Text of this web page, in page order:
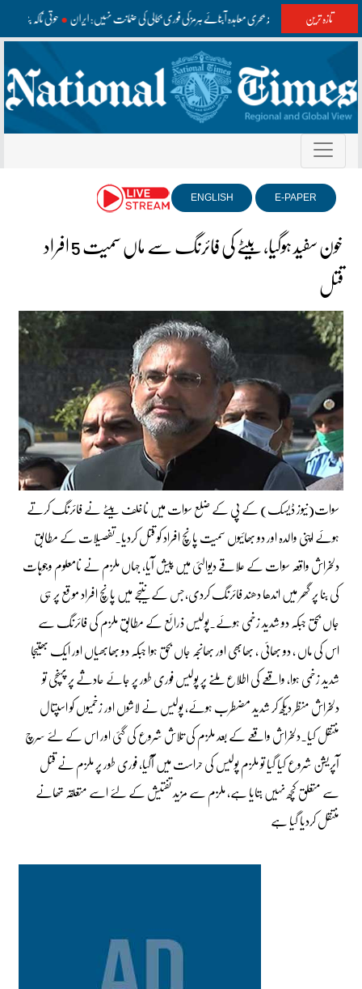
تازہ ترین عمان سے ممکنہ بحری معاہدہ آبنائے ہرمز کی فوری بحالی کی ضمانت نہیں: ایران حوثی ناکہ
E-PAPER
ENGLISH
خون سفید ہوگیا، بیٹے کی فائرنگ سے ماں سمیت 5 افراد
قتل
سوات(نیوز ڈیسک) کے پی کے ضلع سوات میں ناخلف بیٹے نے فائرنگ کرتے
ہوئے اپنی والدہ اور دو بھائیوں سمیت پانچ افراد کو قتل کردیا۔تفصیلات کے مطابق
دلخراش واقعہ سوات کے علاقے دیوالئی میں پیش آیا، جہاں ملزم نے نامعلوم وجوہات
کی بنا پر گھر میں اندھا دھند فائرنگ کردی،جس کے نتیجے میں پانچ افراد موقع پر ہی
جاں بحق جبکہ دو شدید زخمی ہوئے۔پولیس ذرائع کے مطابق ملزم کی فائرنگ سے
اس کی ماں ، دو بھائی ، بھابھی اور بھانجہ جاں بحق ہوا جبکہ دو بھابھیاں اور ایک بھتیجا
شدید زخمی ہوا، واقعے کی اطلاع ملنے پر پولیس فوری طور پر جائے حادثے پر پہنچی تو
دلخراش منظر دیکھ کر شدید مضطرب ہوئے، پولیس نے لاشوں اور زخمیوں کو اسپتال
منتقل کیا۔دلخراش واقعے کے بعد ملزم کی تلاش شروع کی گئی اور اس کے لئے سرچ
آپریشن شروع کیا گیا تو ملزم پولیس کی حراست میں آگیا، فوری طور پر ملزم نے قتل
سے متعلق کچھ نہیں بتایا ہے، ملزم سے مزید تفتیش کے لئے اسے متعلقہ تھانے
منتقل کردیا گیا ہے